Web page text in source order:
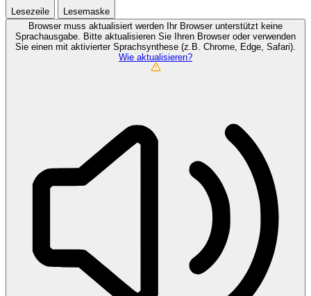
Lesezeile
Lesemaske
Browser muss aktualisiert werden
Ihr Browser unterstützt keine
Sprachausgabe. Bitte aktualisieren Sie Ihren Browser oder verwenden
Sie einen mit aktivierter Sprachsynthese (z.B. Chrome, Edge, Safari).
Wie aktualisieren?